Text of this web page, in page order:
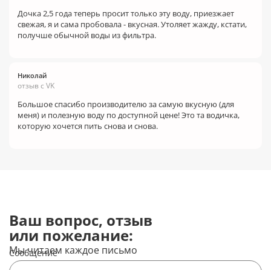
Дочка 2,5 года теперь просит только эту воду, приезжает
свежая, я и сама пробовала - вкусная. Утоляет жажду, кстати,
получше обычной воды из фильтра.
Николай
отзыв с VK
Большое спасибо производителю за самую вкусную (для
меня) и полезную воду по доступной цене! Это та водичка,
которую хочется пить снова и снова.
Ваш вопрос, отзыв
или пожелание:
Мы читаем каждое письмо
Сообщение